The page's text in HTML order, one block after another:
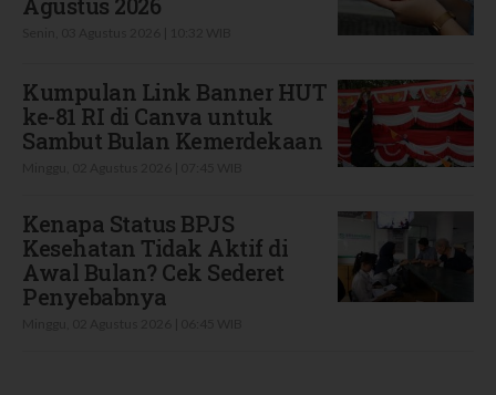
Agustus 2026
Kumpulan Link Banner HUT
ke-81 RI di Canva untuk
Sambut Bulan Kemerdekaan
Kenapa Status BPJS
Kesehatan Tidak Aktif di
Awal Bulan? Cek Sederet
Penyebabnya